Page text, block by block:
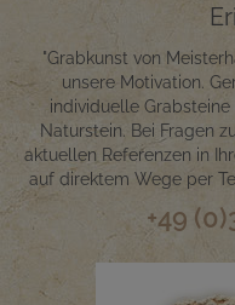
"Grabkunst von
unsere Motivation.
individuelle
Naturstein. Bei Fragen
aktuellen Referenzen in
auf direktem Wege per
+49